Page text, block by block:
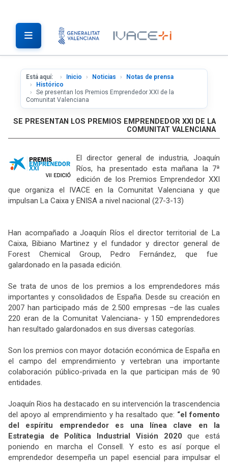
Está aquí: Inicio Noticias
Notas de prensa
Histórico
Se presentan los Premios Emprendedor XXI de la
Comunitat Valenciana
SE PRESENTAN LOS PREMIOS EMPRENDEDOR XXI DE LA
COMUNITAT VALENCIANA
El director general de industria, Joaquín
Ríos, ha presentado esta mañana la 7ª
edición de los Premios Emprendedor XXI
que organiza el IVACE en la Comunitat Valenciana y que
impulsan La Caixa y ENISA a nivel nacional (27-3-13)
Han acompañado a Joaquín Ríos el director territorial de La
Caixa, Bibiano Martinez y el fundador y director general de
Forest Chemical Group, Pedro Fernández, que fue
galardonado en la pasada edición.
Se trata de unos de los premios a los emprendedores más
importantes y consolidados de España. Desde su creación en
2007 han participado más de 2.500 empresas –de las cuales
220 eran de la Comunitat Valenciana- y 150 emprendedores
han resultado galardonados en sus diversas categorías.
Son los premios con mayor dotación económica de España en
el campo del emprendimiento y vertebran una importante
colaboración público-privada en la que participan más de 90
entidades.
Joaquín Rios ha destacado en su intervención la trascendencia
del apoyo al emprendimiento y ha resaltado que: “el fomento
del espíritu emprendedor es una línea clave en la
Estrategia de Política Industrial Visión 2020 que está
poniendo en marcha el Consell. Y esto es así porque el
emprendedor desempeña un papel esencial para impulsar el